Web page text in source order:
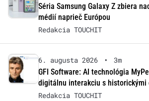
Séria Samsung Galaxy Z zbiera
médií naprieč Európou
Redakcia TOUCHIT
6. augusta 2026 •
3m
GFI Software: AI technológia
digitálnu interakciu s historickými
Redakcia TOUCHIT